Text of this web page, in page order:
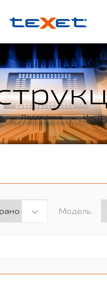
→ Поддержка →
Модель